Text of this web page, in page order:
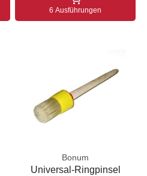
6 Ausführungen
Bonum
Universal-Ringpinsel